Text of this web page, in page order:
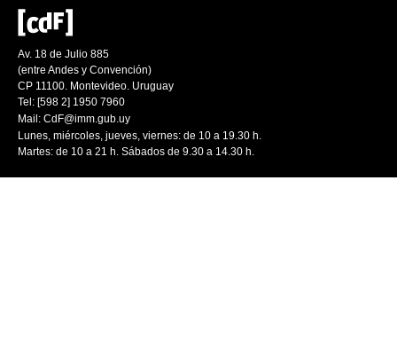
Av. 18 de Julio 885
(entre Andes y Convención)
CP 11100. Montevideo. Uruguay
Tel: [598 2] 1950 7960
Mail: CdF@imm.gub.uy
Lunes, miércoles, jueves, viernes: de 10 a 19.30 h.
Martes: de 10 a 21 h. Sábados de 9.30 a 14.30 h.